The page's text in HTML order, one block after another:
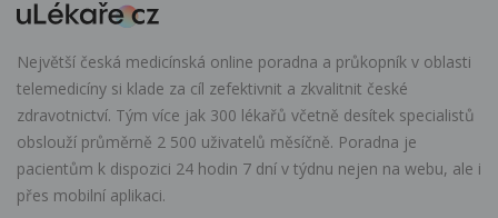
Největší česká medicínská online poradna a průkopník v oblasti
telemedicíny si klade za cíl zefektivnit a zkvalitnit české
zdravotnictví. Tým více jak 300 lékařů včetně desítek specialistů
obslouží průměrně 2 500 uživatelů měsíčně. Poradna je
pacientům k dispozici 24 hodin 7 dní v týdnu nejen na webu, ale i
přes mobilní aplikaci.